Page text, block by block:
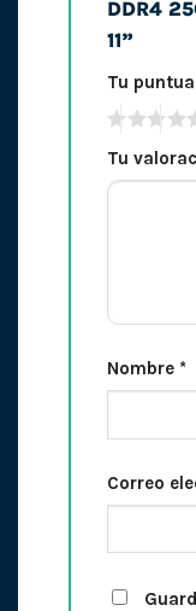
DDR4
11”
Tu
Tu
Nombre *
Correo